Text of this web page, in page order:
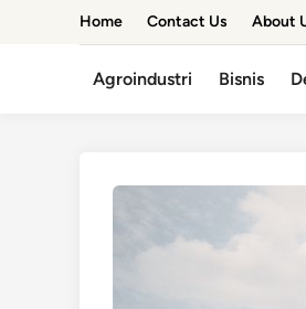
Home Contact Us About
Agroindustri Bisnis